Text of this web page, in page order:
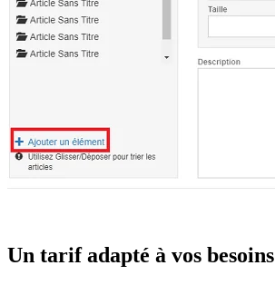
Un tarif adapté à vos besoins